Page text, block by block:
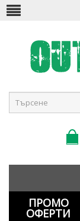
ПРОМО
ОФЕРТИ